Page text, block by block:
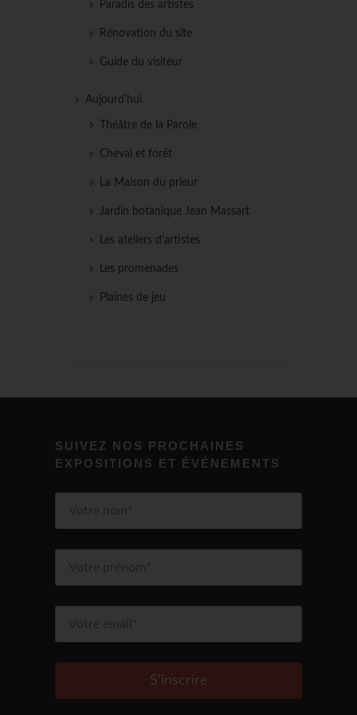
Paradis des artistes
Rénovation du site
Guide du visiteur
Aujourd'hui
Théâtre de la Parole
Cheval et forêt
La Maison du prieur
Jardin botanique Jean Massart
Les ateliers d'artistes
Les promenades
Plaines de jeu
SUIVEZ NOS PROCHAINES
EXPOSITIONS ET ÉVÉNEMENTS
S'inscrire